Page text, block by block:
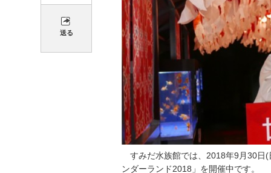
送る
すみだ水族館では、2018年9月30日
ンダーランド2018」を開催中です。